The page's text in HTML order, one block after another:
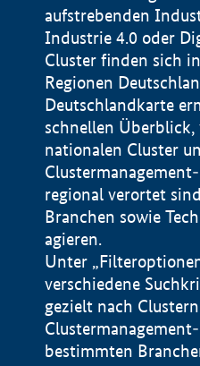
aufstrebenden
Industrie 4.0 oder
Cluster finden sich
Regionen
Deutschlandkarte
schnellen Überblick,
nationalen Cluster
regional verortet
Branchen sowie
agieren.
Unter
verschiedene
gezielt nach
bestimmten
Impressum
Datenschutzerklärung
BMWE, 2026 ©
100 km © Geobasis-DE / BKG 2015